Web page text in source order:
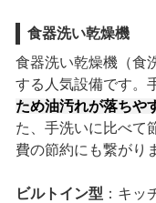
食器洗い乾燥機
食器洗い乾燥機（食
する人気設備です。
ため油汚れが落ちや
た、手洗いに比べて
費の節約にも繋がり
ビルトイン型 ：キッ